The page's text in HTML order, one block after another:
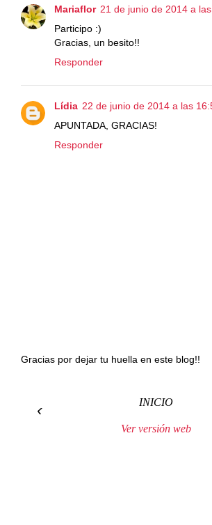
Mariaflor 21 de junio de 2014 a
Participo :)
Gracias, un besito!!
Responder
Lídia 22 de junio de 2014 a las
APUNTADA, GRACIAS!
Responder
Gracias por dejar tu huella en este blog!!
‹ INICIO
Ver versión web